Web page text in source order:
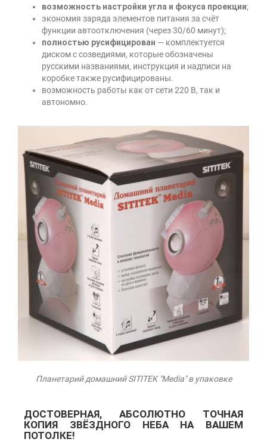
возможность настройки угла и фокуса проекции;
экономия заряда элементов питания за счёт
функции автоотключения (через 30/60 минут);
полностью русифицирован — комплектуется
диском с созведиями, которые обозначены
русскими названиями, инструкция и надписи на
коробке также русифицированы.
возможность работы как от сети 220 В, так и
автономно.
Планетарий домашний SITITEK "Media" в упаковке
ДОСТОВЕРНАЯ, АБСОЛЮТНО ТОЧНАЯ
КОПИЯ ЗВЁЗДНОГО НЕБАНА ВАШЕМ
ПОТОЛКЕ!